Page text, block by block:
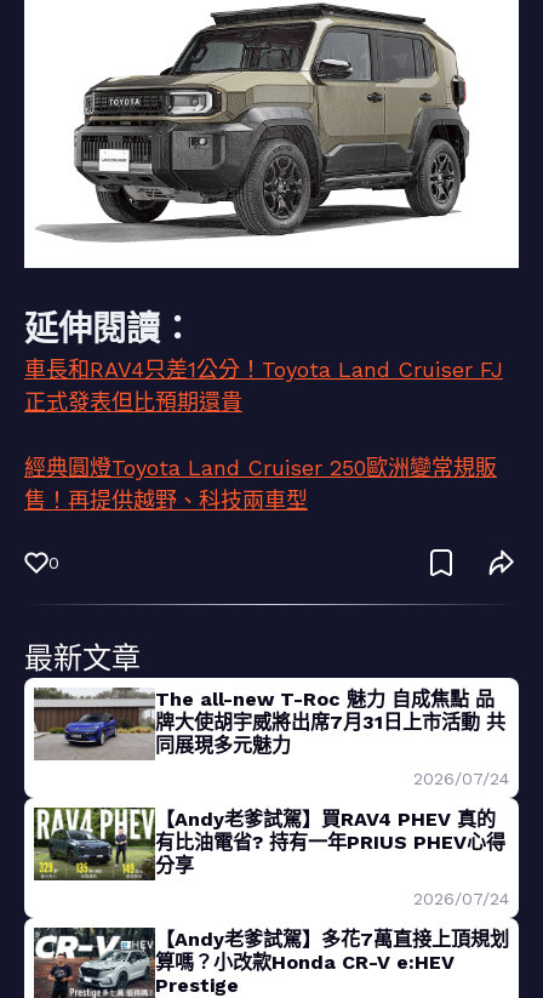
延伸閱讀：
車長和RAV4只差1公分！Toyota Land Cruiser FJ
正式發表但比預期還貴
經典圓燈Toyota Land Cruiser 250歐洲變常規販
售！再提供越野、科技兩車型
0
最新文章
The all-new T-Roc 魅力 自成焦點 品
牌大使胡宇威將出席7月31日上市活動 共
同展現多元魅力
2026/07/24
【Andy老爹試駕】買RAV4 PHEV 真的
有比油電省? 持有一年PRIUS PHEV心得
分享
2026/07/24
【Andy老爹試駕】多花7萬直接上頂規划
算嗎？小改款Honda CR-V e:HEV
Prestige